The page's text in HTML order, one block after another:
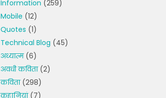
Information (259)
Mobile (12)
Quotes (1)
Technical Blog (45)
अध्यात्म(6)
अवधी कविता(2)
कविता(298)
कहानियां(7)